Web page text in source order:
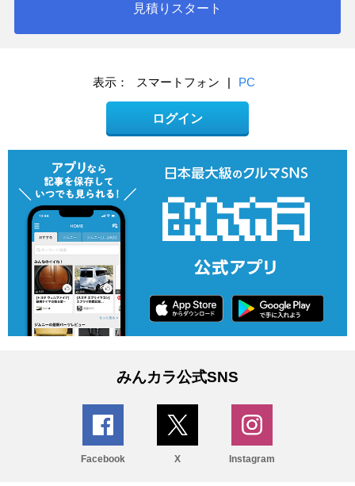
見積りスタート
表示： スマートフォン | PC
ログイン
みんカラ公式SNS
Facebook X Instagram